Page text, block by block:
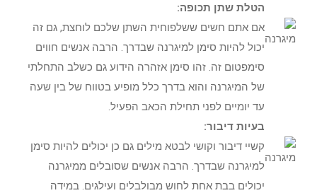
הטלת שתן תכופה:
אם אתם חשים ששלפוחית השתן שלכם לוחצת, גם זה
יכול להיות סימן למיגרנה שבדרך. הרבה אנשים חווים
סימפטום זה. זהו סימן אזהרה הידוע גם כשלב התחלתי
של המיגרנה והוא בדרך כלל מופיע בטווח של בין שעה
עד יומיים לפני תחילת הכאב הפעיל.
בעיות דיבור:
קשיי דיבור וקושי לבטא מילים גם כן יכולים להיות סימן
למיגרנה שבדרך. הרבה אנשים שסובלים ממיגרנה
יכולים בבת אחת לחוש מבולבלים ועילגים. במידה